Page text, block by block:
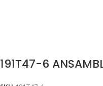
191T47-6